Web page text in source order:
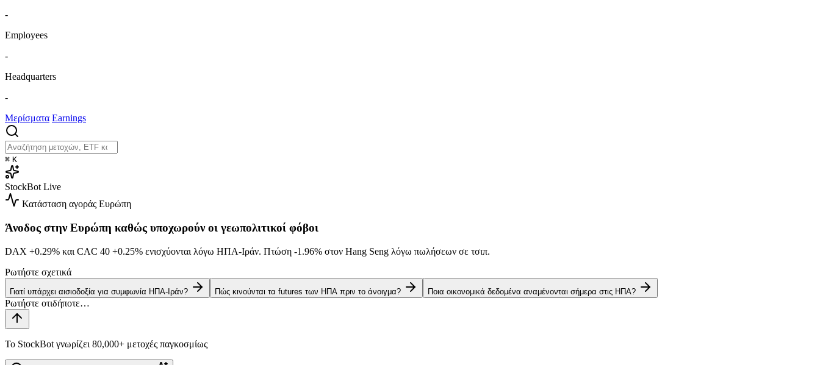
-
Employees
-
Headquarters
-
Μερίσματα Earnings
⌘ K
StockBot Live
Κατάσταση αγοράς Ευρώπη
Άνοδος στην Ευρώπη καθώς υποχωρούν οι γεωπολιτικοί φόβοι
DAX +0.29% και CAC 40 +0.25% ενισχύονται λόγω ΗΠΑ-Ιράν. Πτώση -1.96% στον Hang Seng λόγω πωλήσεων σε τσιπ.
Ρωτήστε σχετικά
Γιατί υπάρχει αισιοδοξία για συμφωνία ΗΠΑ-Ιράν? Πώς κινούνται τα futures των ΗΠΑ πριν το άνοιγμα? Ποια οικονομικά δεδομένα αναμένονται σήμερα στις ΗΠΑ?
Το StockBot γνωρίζει 80,000+ μετοχές παγκοσμίως